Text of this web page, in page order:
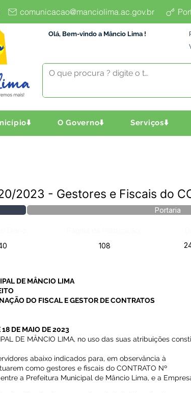
comunicacao@manciolima.ac.gov.br
Olá, Bem-vindo a Mâncio Lima !
O Governo⬇️ Serviços⬇️
2023 - Gestores e Fiscais do
Portaria
108
DE MÂNCIO LIMA
DO FISCAL E GESTOR DE CONTRATOS
18 DE MAIO DE 2023
DE MÂNCIO LIMA, no uso das suas atribuições
abaixo indicados para, em observância à
como gestores e fiscais do CONTRATO Nº
a Prefeitura Municipal de Mâncio Lima, e a